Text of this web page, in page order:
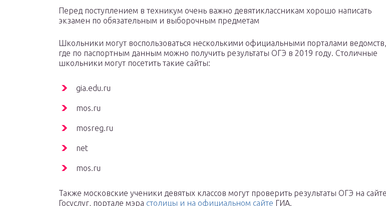
Перед поступлением в техникум очень важно девятиклассникам хорошо написать
экзамен по обязательным и выборочным предметам
Школьники могут воспользоваться несколькими официальными порталами ведомств,
где по паспортным данным можно получить результаты ОГЭ в 2019 году. Столичные
школьники могут посетить такие сайты:
gia.edu.ru
mos.ru
mosreg.ru
net
mos.ru
Также московские ученики девятых классов могут проверить результаты ОГЭ на сайте
Госуслуг, портале мэра столицы и на официальном сайте ГИА.